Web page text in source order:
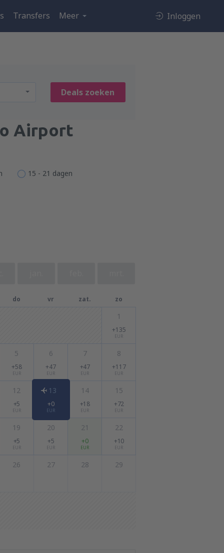
Transfers Meer Inloggen
Deals zoeken
Airport
15 - 21 dagen
do vr zat. zo
1
+135
EUR
5
+58
EUR
6
+47
EUR
7
+47
EUR
8
+117
EUR
12
+5
EUR
13
+0
EUR
14
+18
EUR
15
+72
EUR
19
+5
EUR
20
+5
EUR
21
+0
EUR
22
+10
EUR
26 27 28 29